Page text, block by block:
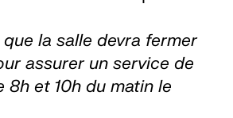
la salle devra fermer
assurer un service de
8h et 10h du matin le